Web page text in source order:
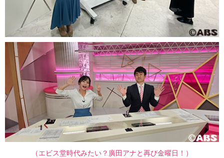
（エビス堂時代みたい？廣田アナと再び金曜日！）